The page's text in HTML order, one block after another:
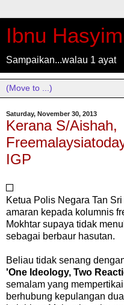
Ibnu Hasyim
Sampaikan...walau 1 ayat
Saturday, November 30, 2013
Kerana S/Aishah,
IGP
Ketua Polis Negara Tan
amaran kepada kolumnis
Mokhtar supaya tidak
sebagai berbaur hasutan.
Beliau tidak senang
'One Ideology, Two
semalam yang
berhubung kepulangan